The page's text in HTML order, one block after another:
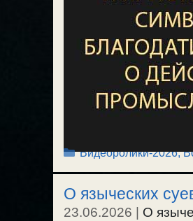
Рубрики
Видеоролики-2026,
О языческих
23.06.2026 | О